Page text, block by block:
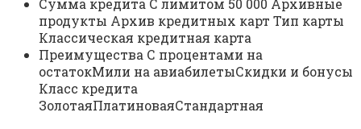
Сумма кредита С лимитом 50 000 Архивные
продукты Архив кредитных карт Тип карты
Классическая кредитная карта
Преимущества С процентами на
остатокМили на авиабилетыСкидки и бонусы
Класс кредита
ЗолотаяПлатиноваяСтандартная